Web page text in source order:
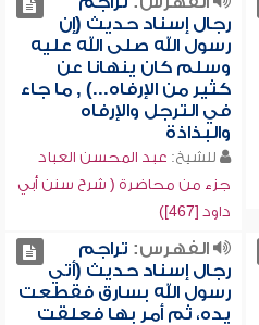
رجال إسناد حديث (إن
رسول الله صلى الله عليه
وسلم كان ينهانا عن
كثير من الإرفاه...) , ما جاء
في الترجل والإرفاه
والبذاذة
للشيخ: عبد المحسن العباد
جزء من محاضرة ( شرح سنن أبي
داود [467])
الفهرس: تراجم
رجال إسناد حديث (أتي
رسول الله بسارق فقطعت
يده، ثم أمر بها فعلقت